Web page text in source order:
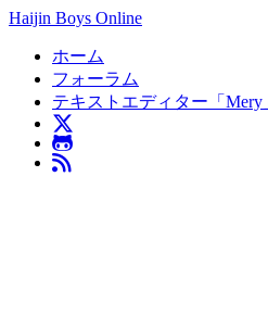
Haijin Boys Online
ホーム
フォーラム
テキストエディター「Mery